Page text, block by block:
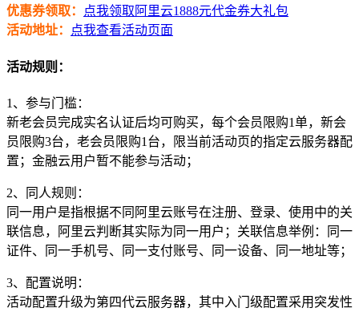
优惠券领取：
点我领取阿里云1888元代金券大礼包
活动地址：
点我查看活动页面
活动规则：
1、参与门槛：
新老会员完成实名认证后均可购买，每个会员限购1单，新会
员限购3台，老会员限购1台，限当前活动页的指定云服务器配
置；金融云用户暂不能参与活动；
2、同人规则：
同一用户是指根据不同阿里云账号在注册、登录、使用中的关
联信息，阿里云判断其实际为同一用户；关联信息举例：同一
证件、同一手机号、同一支付账号、同一设备、同一地址等；
3、配置说明：
活动配置升级为第四代云服务器，其中入门级配置采用突发性